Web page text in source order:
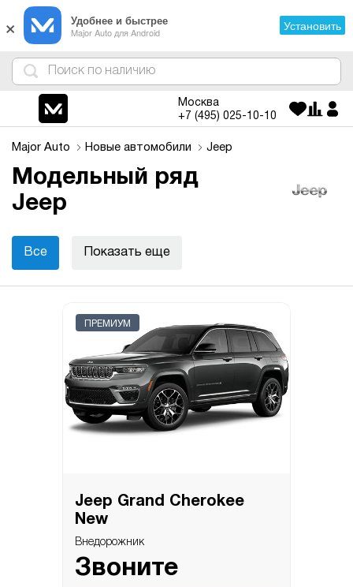
4
1
3
2
Москва
+7 (495) 025-10-10
Major Auto Новые автомобили Jeep
Модельный ряд
Jeep
Все Показать еще
ПРЕМИУМ
Jeep Grand Cherokee
New
Внедорожник
Звоните
× Удобнее и быстрее
Major Auto для Android Установить